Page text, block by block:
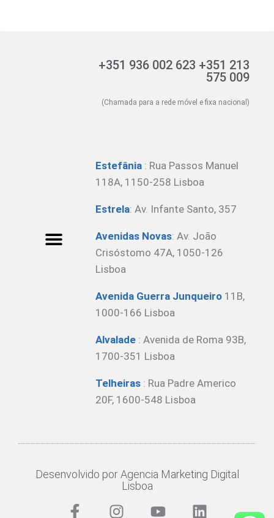
+351 936 002 623 +351 213
575 009
(Chamada para a rede móvel e fixa nacional)
Estefânia : Rua Passos Manuel
118A, 1150-258 Lisboa
Estrela: Av. Infante Santo, 357
Avenidas Novas: Av. João
Crisóstomo 47A, 1050-126
Lisboa
Avenida Guerra Junqueiro 11B,
1000-166 Lisboa
Alvalade : Avenida de Roma 93B,
1700-351 Lisboa
Telheiras : Rua Padre Americo
20F, 1600-548 Lisboa
Desenvolvido por Agencia Marketing Digital
Lisboa